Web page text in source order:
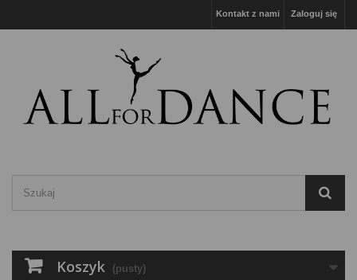
Zaloguj się
Kontakt z nami
Koszyk (pusty)